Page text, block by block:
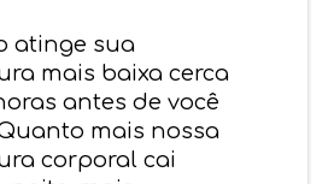
atinge sua
mais baixa cerca
antes de você
mais nossa
corporal cai